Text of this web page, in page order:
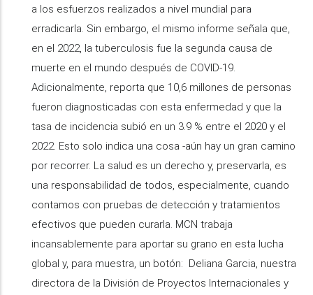
a los esfuerzos realizados a nivel mundial para
erradicarla. Sin embargo, el mismo informe señala que,
en el 2022, la tuberculosis fue la segunda causa de
muerte en el mundo después de COVID-19.
Adicionalmente, reporta que 10,6 millones de personas
fueron diagnosticadas con esta enfermedad y que la
tasa de incidencia subió en un 3.9 % entre el 2020 y el
2022. Esto solo indica una cosa -aún hay un gran camino
por recorrer. La salud es un derecho y, preservarla, es
una responsabilidad de todos, especialmente, cuando
contamos con pruebas de detección y tratamientos
efectivos que pueden curarla. MCN trabaja
incansablemente para aportar su grano en esta lucha
global y, para muestra, un botón: Deliana Garcia, nuestra
directora de la División de Proyectos Internacionales y